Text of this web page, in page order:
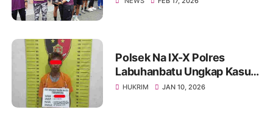
Polsek Na IX-X Polres
Labuhanbatu Ungkap Kasus
Penyalahgunaan Sabu di
HUKRIM JAN 10, 2026